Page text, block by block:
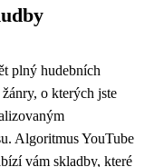
plný hudebních
o kterých jste
Algoritmus YouTube
vám skladby, které